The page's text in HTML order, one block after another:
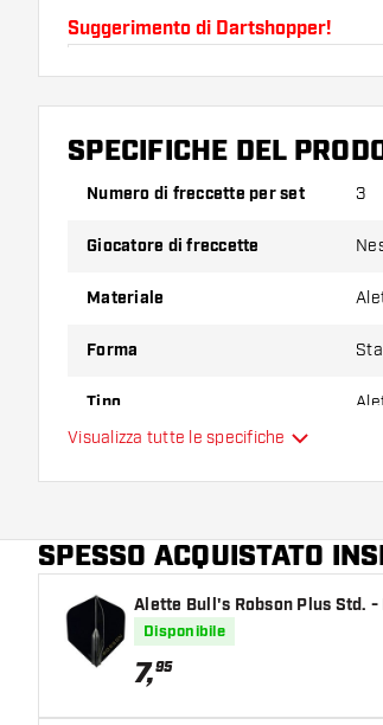
Suggerimento di Dartshopper!
Assicuratevi di avere a portata di
astine. Questi possono
scoprire quale variante vi si addice
SPECIFICHE DEL
Numero di freccette per set 3
Giocatore di freccette
Materiale
Forma
Tipo
Visualizza tutte le specifiche
SPESSO ACQUISTATO
Alette Bull's Robson Plus Std. -
Disponibile
7,95